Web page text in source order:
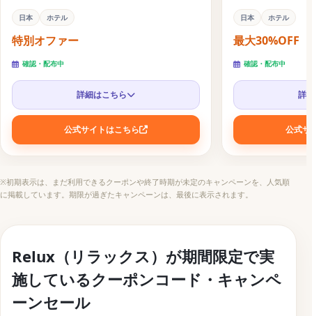
日本 ホテル
特別オファー
確認・配布中
詳細はこちら
公式サイトはこちら
日本 ホテル
最大30%OFF
確認・配布中
詳
公式
※初期表示は、まだ利用できるクーポンや終了時期が未定のキャンペーンを、人気順
に掲載しています。期限が過ぎたキャンペーンは、最後に表示されます。
Relux（リラックス）が期間限定で実
施しているクーポンコード・キャンペ
ーンセール